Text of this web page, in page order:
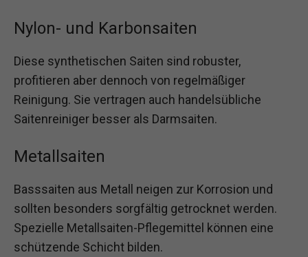
Nylon- und Karbonsaiten
Diese synthetischen Saiten sind robuster,
profitieren aber dennoch von regelmäßiger
Reinigung. Sie vertragen auch handelsübliche
Saitenreiniger besser als Darmsaiten.
Metallsaiten
Basssaiten aus Metall neigen zur Korrosion und
sollten besonders sorgfältig getrocknet werden.
Spezielle Metallsaiten-Pflegemittel können eine
schützende Schicht bilden.